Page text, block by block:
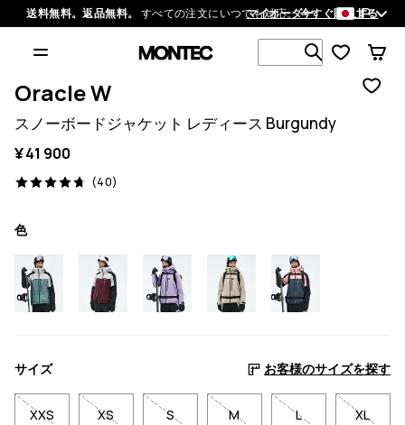
送料無料。返品無料。 すべての注文にいつでも対応。今すぐ購入する
マイオーダー JP
1 000以上
Oracle W
スノーボードジャケット レディース Burgundy
¥ 41 900
(40)
40 レビュー, 4.7/5
色
サイズ お客様のサイズを探す
XXS XS S M L XL